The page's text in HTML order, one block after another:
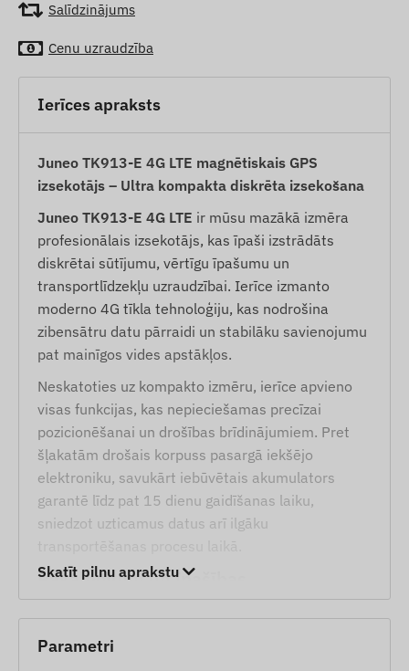
Salīdzinājums
Cenu uzraudzība
Ierīces apraksts
Juneo TK913-E 4G LTE magnētiskais GPS
izsekotājs – Ultra kompakta diskrēta izsekošana
Juneo TK913-E 4G LTE ir mūsu mazākā izmēra
profesionālais izsekotājs, kas īpaši izstrādāts
diskrētai sūtījumu, vērtīgu īpašumu un
transportlīdzekļu uzraudzībai. Ierīce izmanto
moderno 4G tīkla tehnoloģiju, kas nodrošina
zibensātru datu pārraidi un stabilāku savienojumu
pat mainīgos vides apstākļos.
Neskatoties uz kompakto izmēru, ierīce apvieno
visas funkcijas, kas nepieciešamas precīzai
pozicionēšanai un drošības brīdinājumiem. Pret
šļakatām drošais korpuss pasargā iekšējo
elektroniku, savukārt iebūvētais akumulators
garantē līdz pat 15 dienu gaidīšanas laiku,
sniedzot uzticamus datus arī ilgāku
Pakalpojumi un īpašības
Savietojamība ar vairākām satelītu sistēmām
(GPS, BEIDOU) augstai precizitātei
Skatīt pilnu aprakstu
Parametri